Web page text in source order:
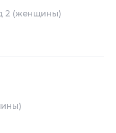
2 (женщины)